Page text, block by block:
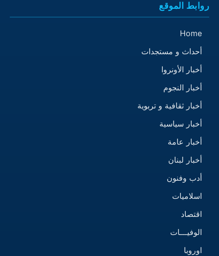
روابط الموقع
Home
أحداث و مستجدات
أخبار الأونروا
أخبار النجوم
أخبار ثقافية و تربوية
أخبار سياسية
أخبار عامة
أخبار لبنان
أدب وفنون
اسلاميات
اقتصاد
الوفيـــات
اوروبا